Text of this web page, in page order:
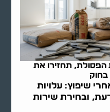
תחזירו את
בחוק
שיפוץ: עלויות
ובחירת שירות